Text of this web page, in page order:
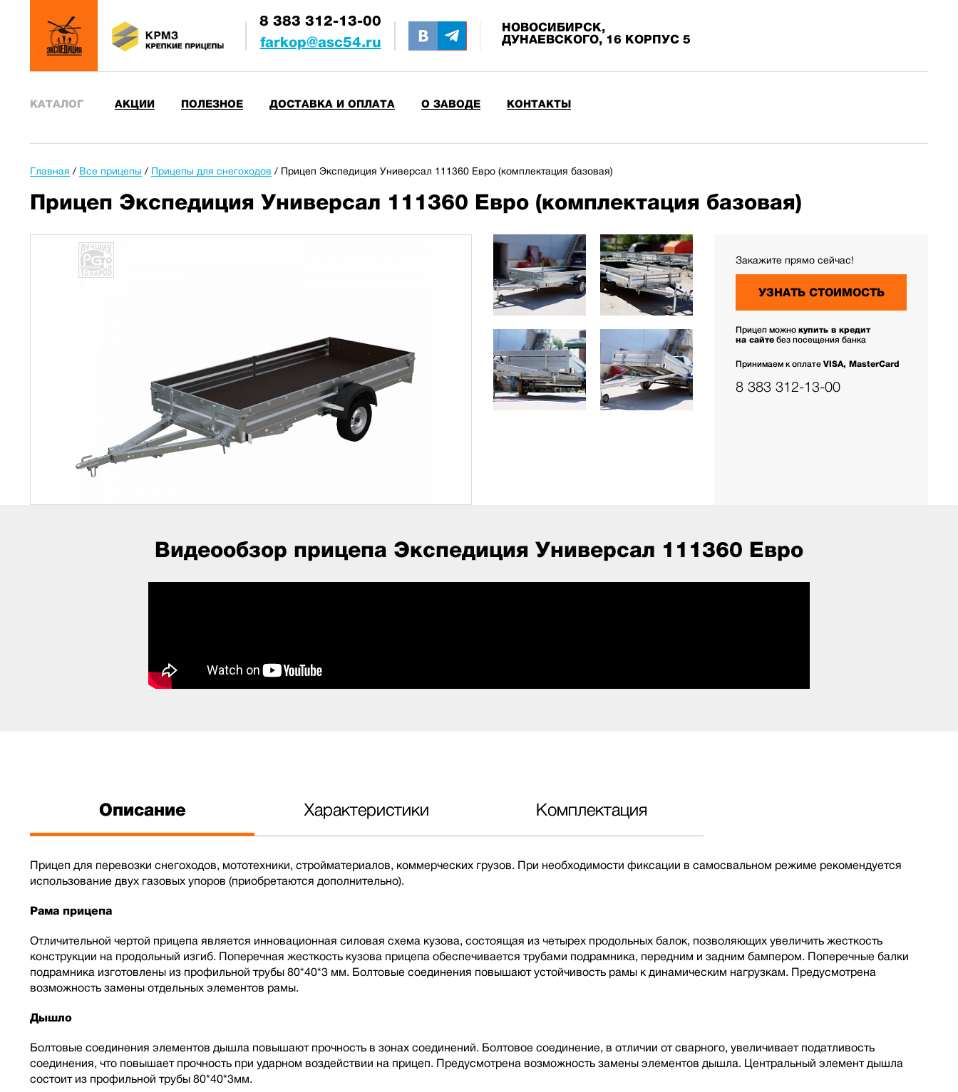
8 383 312-13-00
farkop@asc54.ru
НОВОСИБИРСК,
ДУНАЕВСКОГО, 16 КОРПУС 5
КАТАЛОГ АКЦИИ ПОЛЕЗНОЕ ДОСТАВКА И ОПЛАТА О ЗАВОДЕ КОНТАКТЫ
Главная / Все прицепы / Прицепы для снегоходов / Прицеп Экспедиция Универсал 111360 Евро (комплектация базовая)
Прицеп Экспедиция Универсал 111360 Евро (комплектация базовая)
Закажите прямо сейчас!
УЗНАТЬ СТОИМОСТЬ
Прицеп можно купить в кредит
на сайте без посещения банка
Принимаем к оплате VISA, MasterCard
8 383 312-13-00
Видеообзор прицепа Экспедиция Универсал 111360 Евро
Описание Характеристики Комплектация
Прицеп для перевозки снегоходов, мототехники, стройматериалов, коммерческих грузов. При необходимости фиксации в самосвальном режиме рекомендуется
использование двух газовых упоров (приобретаются дополнительно).
Рама прицепа
Отличительной чертой прицепа является инновационная силовая схема кузова, состоящая из четырех продольных балок, позволяющих увеличить жесткость
конструкции на продольный изгиб. Поперечная жесткость кузова прицепа обеспечивается трубами подрамника, передним и задним бампером. Поперечные балки
подрамника изготовлены из профильной трубы 80*40*3 мм. Болтовые соединения повышают устойчивость рамы к динамическим нагрузкам. Предусмотрена
возможность замены отдельных элементов рамы.
Дышло
Болтовые соединения элементов дышла повышают прочность в зонах соединений. Болтовое соединение, в отличии от сварного, увеличивает податливость
соединения, что повышает прочность при ударном воздействии на прицеп. Предусмотрена возможность замены элементов дышла. Центральный элемент дышла
состоит из профильной трубы 80*40*3мм.